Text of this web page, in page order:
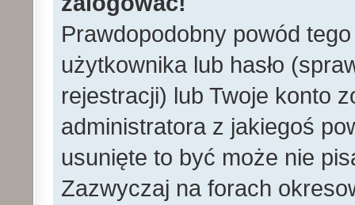
Prawdopodobny powód
użytkownika lub hasło
rejestracji) lub Twoje konto
administratora z jakiegoś
usunięte to być może nie
Zazwyczaj na forach